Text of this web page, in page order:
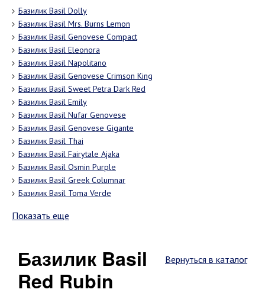
Базилик Basil Dolly
Базилик Basil Mrs. Burns Lemon
Базилик Basil Genovese Compact
Базилик Basil Eleonora
Базилик Basil Napolitano
Базилик Basil Genovese Crimson King
Базилик Basil Sweet Petra Dark Red
Базилик Basil Emily
Базилик Basil Nufar Genovese
Базилик Basil Genovese Gigante
Базилик Basil Thai
Базилик Basil Fairytale Ajaka
Базилик Basil Osmin Purple
Базилик Basil Greek Columnar
Базилик Basil Toma Verde
Показать еще
Вернуться в каталог
Базилик Basil
Red Rubin